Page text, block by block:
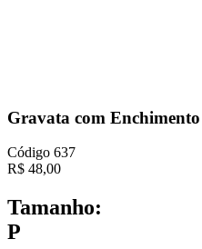
Gravata com
Código 637
R$ 48,00
Tamanho:
P